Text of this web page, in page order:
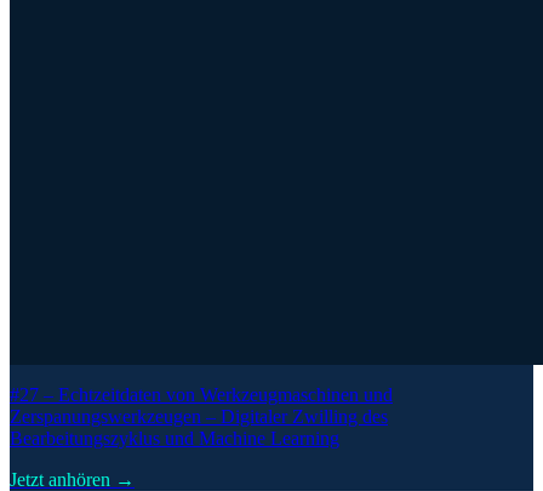
#27 – Echtzeitdaten von Werkzeugmaschinen und
Zerspanungswerkzeugen – Digitaler Zwilling des
Bearbeitungszyklus und Machine Learning
Jetzt anhören →